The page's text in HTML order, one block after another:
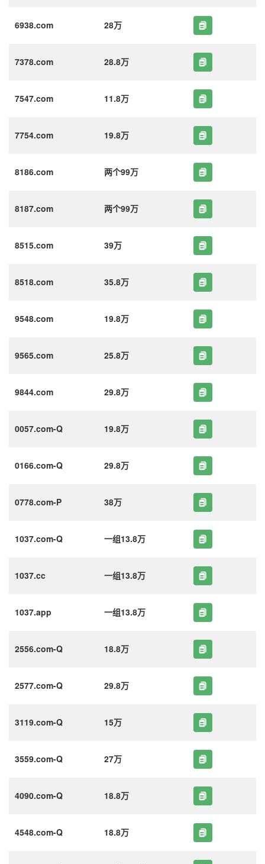
6938.com 28万
7378.com 28.8万
7547.com 11.8万
7754.com 19.8万
8186.com 两个99万
8187.com 两个99万
8515.com 39万
8518.com 35.8万
9548.com 19.8万
9565.com 25.8万
9844.com 29.8万
0057.com-Q 19.8万
0166.com-Q 29.8万
0778.com-P 38万
1037.com-Q 一组13.8万
1037.cc 一组13.8万
1037.app 一组13.8万
2556.com-Q 18.8万
2577.com-Q 29.8万
3119.com-Q 15万
3559.com-Q 27万
4090.com-Q 18.8万
4548.com-Q 18.8万